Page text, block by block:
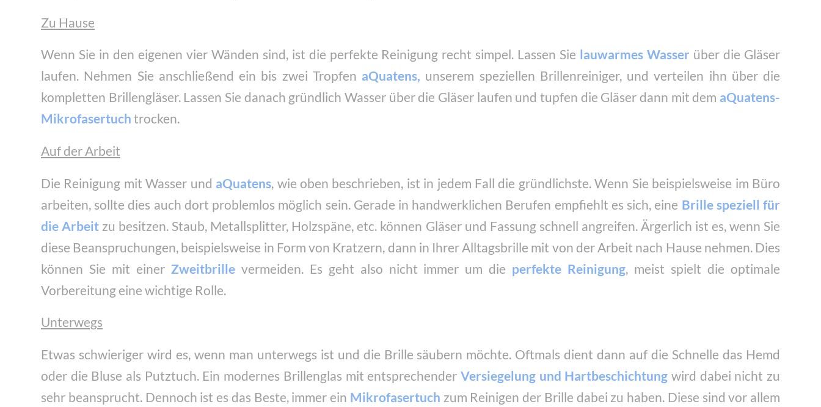
Zu Hause
Wenn Sie in den eigenen vier Wänden sind, ist die perfekte Reinigung recht simpel. Lassen Sie lauwarmes Wasser über die Gläser
laufen. Nehmen Sie anschließend ein bis zwei Tropfen aQuatens, unserem speziellen Brillenreiniger, und verteilen ihn über die
kompletten Brillengläser. Lassen Sie danach gründlich Wasser über die Gläser laufen und tupfen die Gläser dann mit dem aQuatens-
Mikrofasertuch trocken.
Auf der Arbeit
Die Reinigung mit Wasser und aQuatens, wie oben beschrieben, ist in jedem Fall die gründlichste. Wenn Sie beispielsweise im Büro
arbeiten, sollte dies auch dort problemlos möglich sein. Gerade in handwerklichen Berufen empfiehlt es sich, eine Brille speziell für
die Arbeit zu besitzen. Staub, Metallsplitter, Holzspäne, etc. können Gläser und Fassung schnell angreifen. Ärgerlich ist es, wenn Sie
diese Beanspruchungen, beispielsweise in Form von Kratzern, dann in Ihrer Alltagsbrille mit von der Arbeit nach Hause nehmen. Dies
können Sie mit einer Zweitbrillevermeiden. Es geht also nicht immer um die perfekte Reinigung, meist spielt die optimale
Vorbereitung eine wichtige Rolle.
Unterwegs
Etwas schwieriger wird es, wenn man unterwegs ist und die Brille säubern möchte. Oftmals dient dann auf die Schnelle das Hemd
oder die Bluse als Putztuch. Ein modernes Brillenglas mit entsprechender Versiegelung und Hartbeschichtung wird dabei nicht zu
sehr beansprucht. Dennoch ist es das Beste, immer ein Mikrofasertuch zum Reinigen der Brille dabei zu haben. Diese sind vor allem